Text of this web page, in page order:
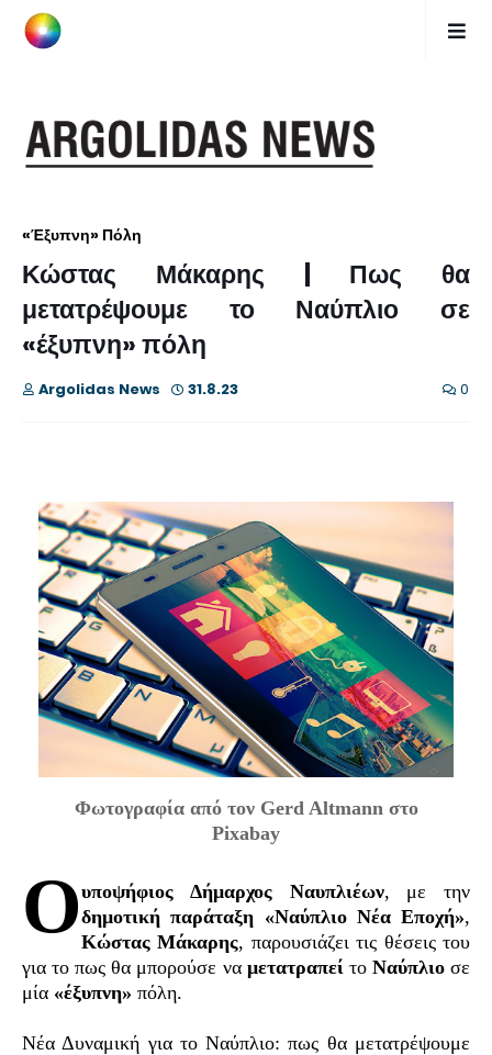
«Έξυπνη» Πόλη
Κώστας Μάκαρης | Πως θα
μετατρέψουμε το Ναύπλιο σε
«έξυπνη» πόλη
Argolidas News 31.8.23 0
Φωτογραφία από τον Gerd Altmann στο
Pixabay
Ουποψήφιος Δήμαρχος Ναυπλιέων, με την
δημοτική παράταξη «Ναύπλιο Νέα Εποχή»,
Κώστας Μάκαρης, παρουσιάζει τις θέσεις του
για το πως θα μπορούσε να μετατραπεί το Ναύπλιοσε
μία «έξυπνη» πόλη.
Νέα Δυναμική για το Ναύπλιο: πως θα μετατρέψουμε